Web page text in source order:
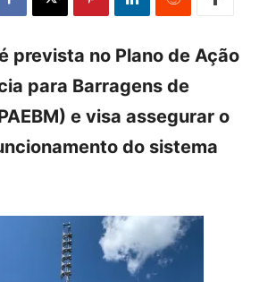
prevista no Plano de Ação
para Barragens de
e visa assegurar o
do sistema